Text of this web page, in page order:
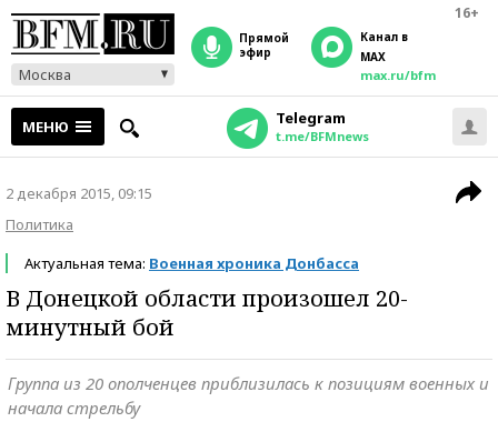
16+
Москва
прямой
эфир
Канал в
MAX
max.ru/bfm
МЕНЮ Telegram
t.me/BFMnews
2 декабря 2015, 09:15
Политика
Актуальная тема: Военная хроника Донбасса
В Донецкой области произошел 20-
минутный бой
Группа из 20 ополченцев приблизилась к позициям военных и
начала стрельбу